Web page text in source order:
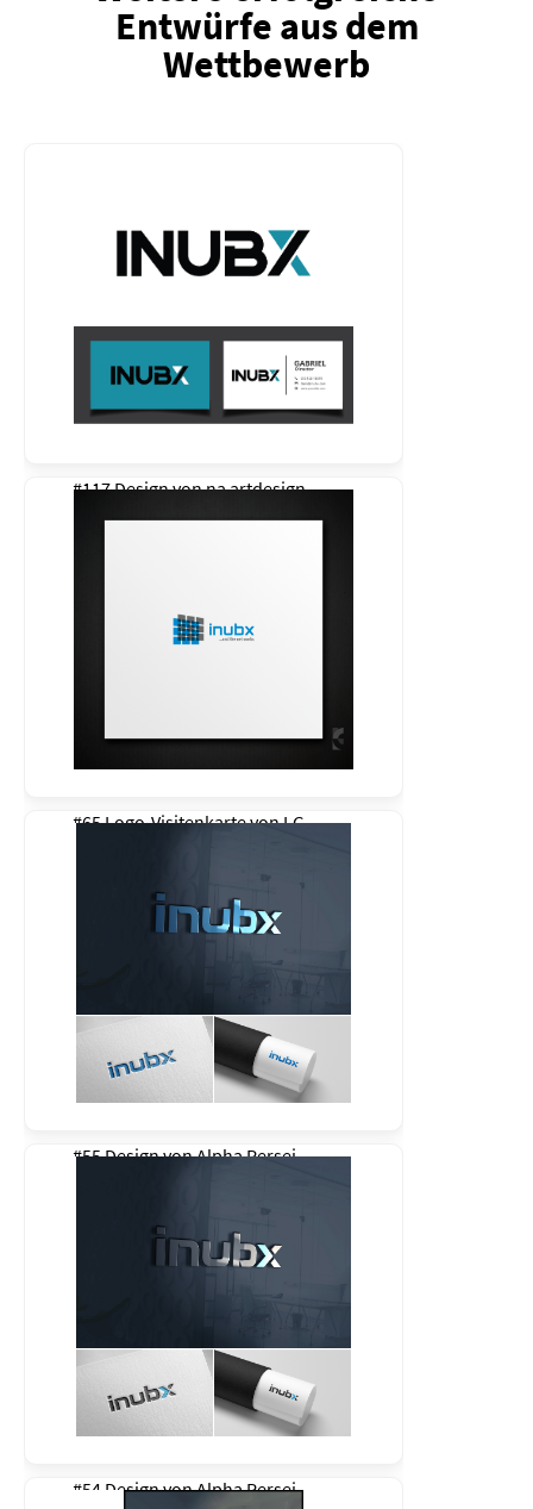
Entwürfe aus dem
Wettbewerb
#117 Design vonna artdesign
#65 Logo-Visitenkarte vonLG
#55 Design vonAlpha Persei
#54 Design vonAlpha Persei